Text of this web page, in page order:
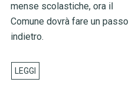
mense scolastiche, ora il
Comune dovrà fare un passo
indietro.